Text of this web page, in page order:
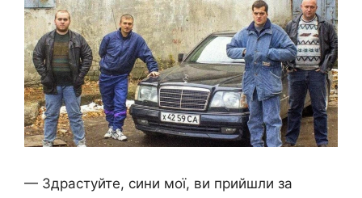
— Здрастуйте, сини мої, ви прийшли за